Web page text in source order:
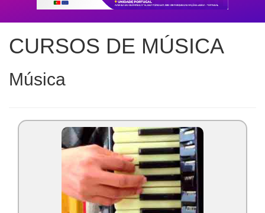
CURSOS DE MÚSICA
Música